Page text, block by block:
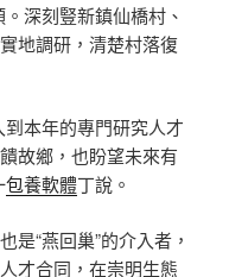
深刻豎新鎮仙橋村、
地調研，清楚村落復
本年的專門研究人才
故鄉，也盼望未來有
包養軟體丁說。
“燕回巢”的介入者，
才合同，在崇明生態